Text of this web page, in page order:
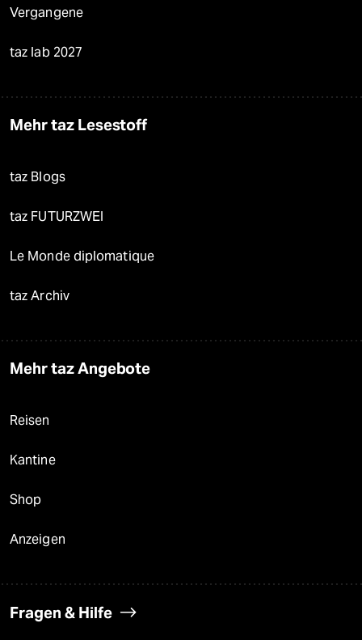
Vergangene
taz lab 2027
Mehr taz Lesestoff
taz Blogs
taz FUTURZWEI
Le Monde diplomatique
taz Archiv
Mehr taz Angebote
Reisen
Kantine
Shop
Anzeigen
Fragen & Hilfe